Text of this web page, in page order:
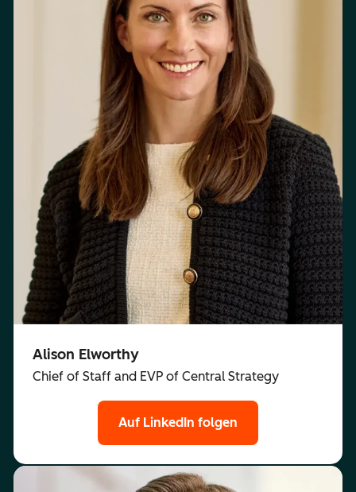
Alison Elworthy
Chief of Staff and EVP of Central Strategy
Auf LinkedIn folgen